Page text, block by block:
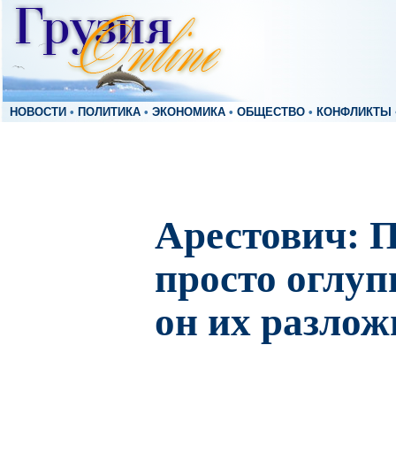
НОВОСТИ • ПОЛИТИКА • ЭКОНОМИКА • ОБЩЕСТВО • КОНФЛИКТЫ
Арестович:
просто
он их